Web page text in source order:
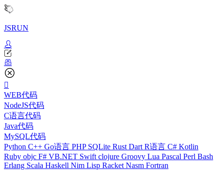
JSRUN
WEB代码
NodeJS代码
C语言代码
Java代码
MySQL代码
Python C++ Go语言 PHP SQLite Rust Dart R语言 C# Kotlin
Ruby objc F# VB.NET Swift clojure Groovy Lua Pascal Perl Bash
Erlang Scala Haskell Nim Lisp Racket Nasm Fortran